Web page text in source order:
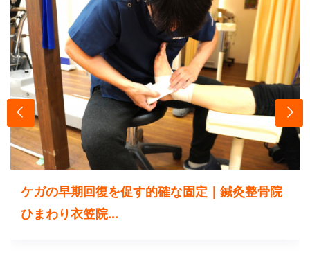
ケガの早期回復を促す的確な固定｜鍼灸整骨院
ひまわり衣笠院...